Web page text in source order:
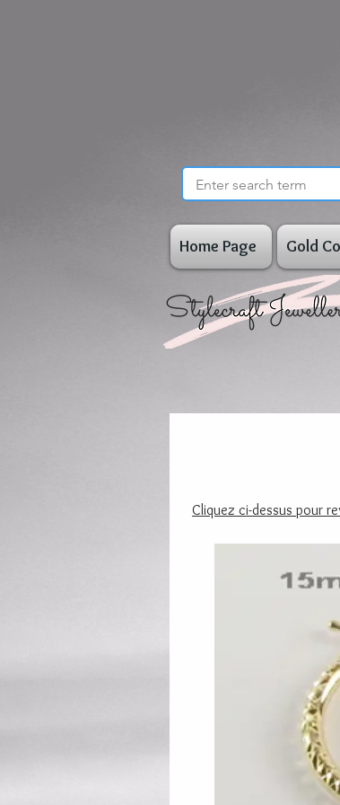
Home Page Gold
Cliquez ci-dessus pour